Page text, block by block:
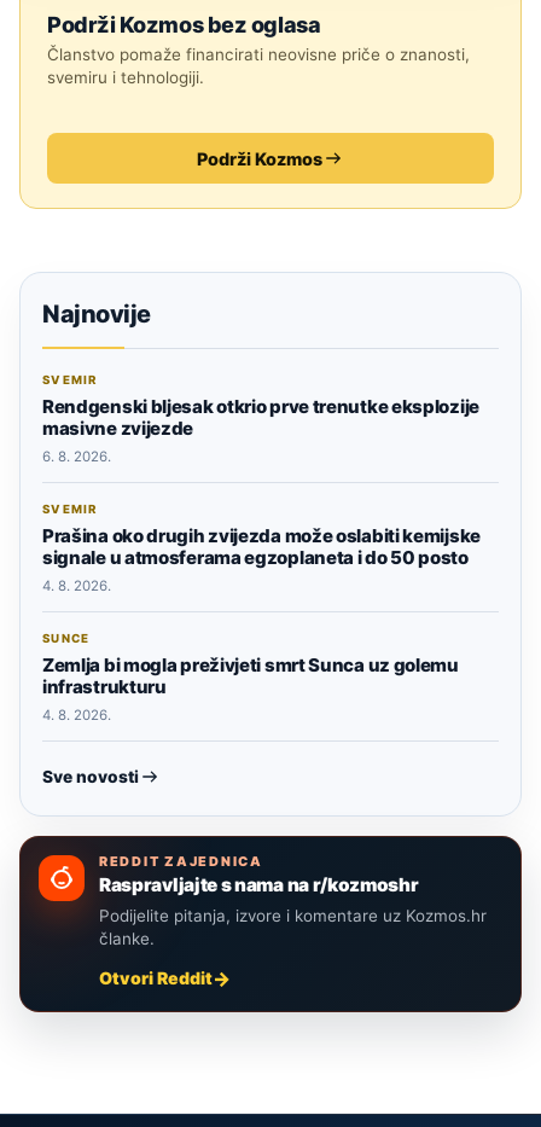
Podrži Kozmos bez oglasa
Članstvo pomaže financirati neovisne priče o znanosti,
svemiru i tehnologiji.
Podrži Kozmos
Najnovije
SVEMIR
Rendgenski bljesak otkrio prve trenutke eksplozije
masivne zvijezde
6. 8. 2026.
SVEMIR
Prašina oko drugih zvijezda može oslabiti kemijske
signale u atmosferama egzoplaneta i do 50 posto
4. 8. 2026.
SUNCE
Zemlja bi mogla preživjeti smrt Sunca uz golemu
infrastrukturu
4. 8. 2026.
Sve novosti
REDDIT ZAJEDNICA
Raspravljajte s nama na r/kozmoshr
Podijelite pitanja, izvore i komentare uz Kozmos.hr
članke.
Otvori Reddit